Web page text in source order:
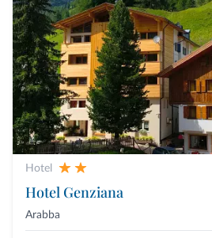
Hotel
Hotel Genziana
Arabba